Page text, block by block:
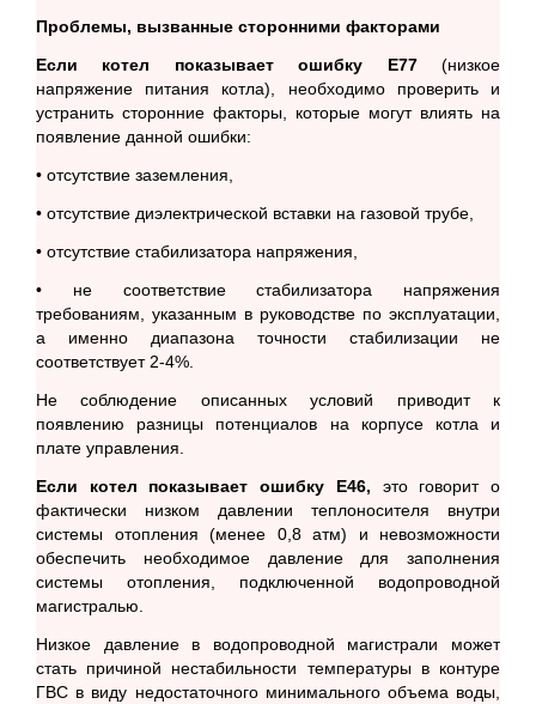
Проблемы, вызванные сторонними факторами
Если котел показывает ошибку Е77(низкое
напряжение питания котла), необходимо проверить и
устранить сторонние факторы, которые могут влиять на
появление данной ошибки:
• отсутствие заземления,
• отсутствие диэлектрической вставки на газовой трубе,
• отсутствие стабилизатора напряжения,
• не соответствие стабилизатора напряжения
требованиям, указанным в руководстве по эксплуатации,
а именно диапазона точности стабилизации не
соответствует 2-4%.
Не соблюдение описанных условий приводит к
появлению разницы потенциалов на корпусе котла и
плате управления.
Если котел показывает ошибку Е46, это говорит о
фактически низком давлении теплоносителя внутри
системы отопления (менее 0,8 атм) и невозможности
обеспечить необходимое давление для заполнения
системы отопления, подключенной водопроводной
магистралью.
Низкое давление в водопроводной магистрали может
стать причиной нестабильности температуры в контуре
ГВС в виду недостаточного минимального объема воды,